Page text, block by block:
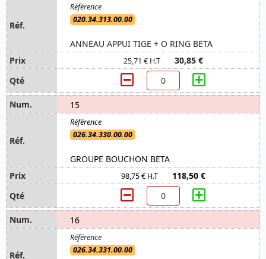
020.34.313.00.00
ANNEAU APPUI TIGE + O RING BETA
25,71 € H.T 30,85 €
15
026.34.330.00.00
GROUPE BOUCHON BETA
98,75 € H.T 118,50 €
16
026.34.331.00.00